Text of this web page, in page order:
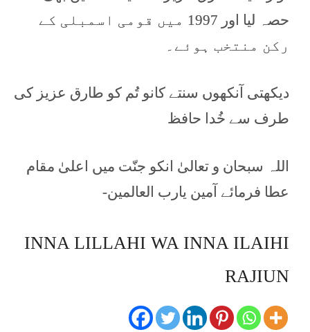
حصہ لیا اور 1997 میں قومی اسمبلی کے
رکن منتخب ہوئے۔
دیکھتی آنکھوں سنتے کانو تُم کو طارق عزیز کی
طرف سے خُدا حافظ
اللہ سبحان و تعالیٰ انکو جنّت میں اعلیٰ مقام
عطا فرمائے آمین یارب العالمین-
INNA LILLAHI WA INNA ILAIHI
RAJIUN